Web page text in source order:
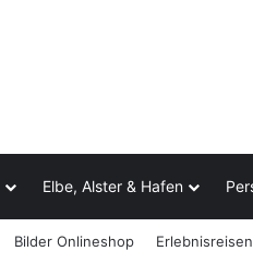
Elbe, Alster & Hafen
Bilder Onlineshop Erlebnisreisen